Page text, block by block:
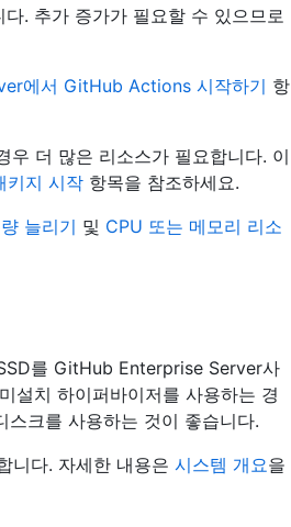
. 추가 증가가 필요할 수 있으므로
에서 GitHub Actions 시작하기 항
더 많은 리소스가 필요합니다. 이
키지 시작 항목을 참조하세요.
늘리기 및 CPU 또는 메모리 리소
를 GitHub Enterprise Server사
설치 하이퍼바이저를 사용하는 경
크를 사용하는 것이 좋습니다.
니다. 자세한 내용은 시스템 개요을